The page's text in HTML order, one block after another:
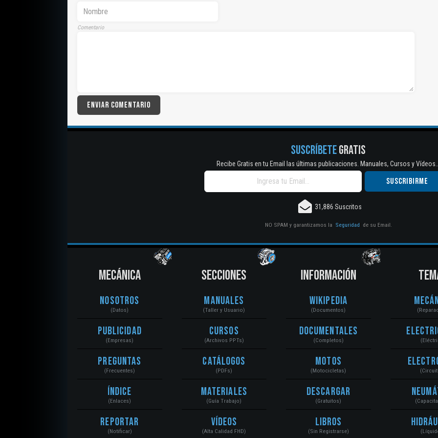
Comentario
SUSCRÍBETEGRATIS
Recibe Gratis en tu Email las últimas publicaciones. Manuales, Cursos y
31,886 Suscritos
NO SPAM y garantizamos la Seguridad de su Email.
MECÁNICA
Nosotros
(Datos)
Publicidad
(Empresas)
Preguntas
(Frecuentes)
Índice
(Enlaces)
Reportar
(Notificar)
SECCIONES
Manuales
(Taller y Usuario)
Cursos
(Archivos PPTs)
Catálogos
(PDFs)
Materiales
(Guía Trabajo)
Vídeos
(Alta Calidad FHD)
INFORMACIÓN
Wikipedia
(Documentos)
Documentales
(Completos)
Motos
(Motocicletas)
Descargar
(Gratuitos)
Libros
(Sin Registrarse)